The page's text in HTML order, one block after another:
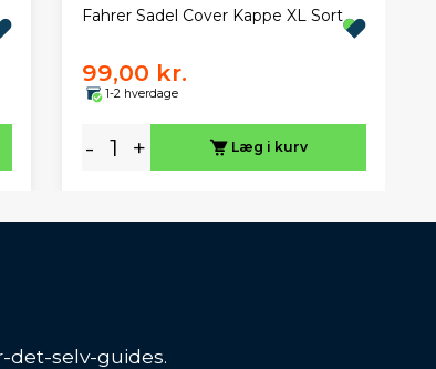
Fahrer Sadel Cover Kappe XL Sort
99,00 kr.
1-2 hverdage
- + Læg i kurv
selv-guides.